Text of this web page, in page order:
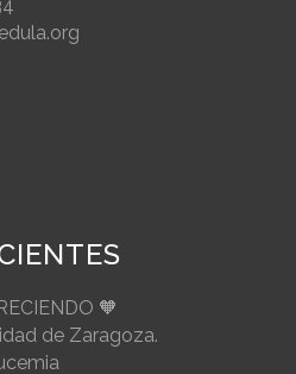
🧡
de Zaragoza.